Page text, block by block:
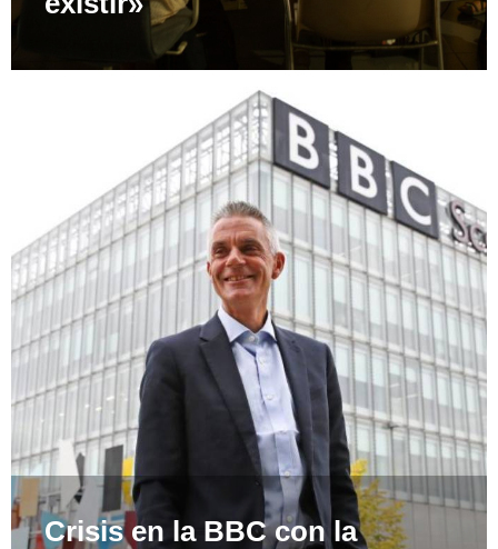
Crisis en la BBC con la